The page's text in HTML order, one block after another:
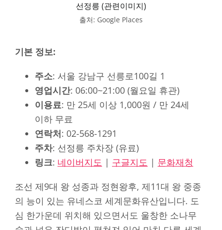
선정릉 (관련이미지)
출처: Google Places
기본 정보:
주소: 서울 강남구 선릉로100길 1
영업시간: 06:00~21:00 (월요일 휴관)
이용료: 만 25세 이상 1,000원 / 만 24세
이하 무료
연락처: 02-568-1291
주차: 선정릉 주차장 (유료)
링크: 네이버지도 | 구글지도 | 문화재청
조선 제9대 왕 성종과 정현왕후, 제11대 왕 중종
의 능이 있는 유네스코 세계문화유산입니다. 도
심 한가운데 위치해 있으면서도 울창한 소나무